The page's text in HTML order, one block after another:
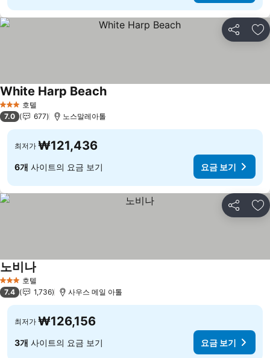
공유 즐
3 성급 호텔
White Harp Beach요금 보기
7.0 677 노스말레아톨
최저가 ₩121,436
6개 사이트의 요금 보기 요금 보기
공유 즐
3 성급 호텔
노비나
7.4 1,736 사우스 메일 아톨
최저가 ₩126,156
3개 사이트의 요금 보기 요금 보기